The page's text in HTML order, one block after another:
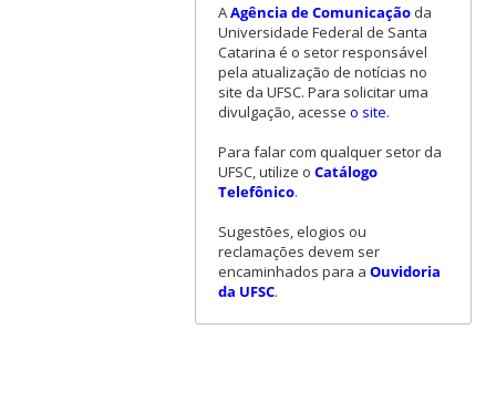
AAgência de Comunicaçãoda
Universidade Federal de Santa
Catarina é o setor responsável
pela atualização de notícias no
site da UFSC. Para solicitar uma
divulgação, acesse o site.
Para falar com qualquer setor da
UFSC, utilize o Catálogo
Telefônico.
Sugestões, elogios ou
reclamações devem ser
encaminhados para a Ouvidoria
da UFSC.